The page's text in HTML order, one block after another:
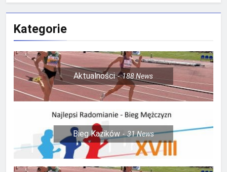
Kategorie
Aktualności 188News
Bieg Kazików 31News